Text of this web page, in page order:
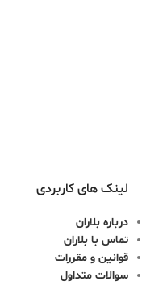
لینک های کاربردی
درباره بلاران
تماس با بلاران
قوانین و مقررات
سوالات متداول